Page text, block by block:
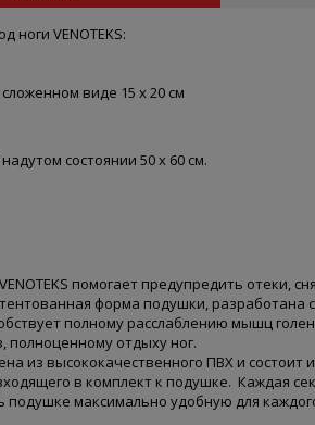
ноги VENOTEKS:
сложенном виде 15 х 20 см
состоянии 50 х 60 см.
помогает предупредить отеки,
форма подушки, разработана
полному расслаблению мышц
полноценному отдыху ног.
из высококачественного ПВХ и
в комплект к подушке. Каждая
подушке максимально удобную для